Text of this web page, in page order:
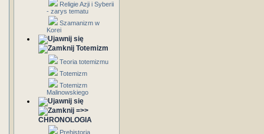
Religie Azji i Syberii
- zarys tematu
Szamanizm w
Korei
Totemizm
Teoria totemizmu
Totemizm
Totemizm
Malinowskiego
=>>
CHRONOLOGIA
Prehistoria